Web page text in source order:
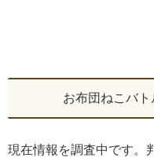
お布団ねこバ
現在情報を調査中です。